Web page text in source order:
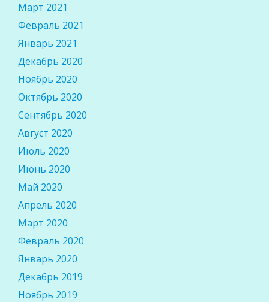
Март 2021
Февраль 2021
Январь 2021
Декабрь 2020
Ноябрь 2020
Октябрь 2020
Сентябрь 2020
Август 2020
Июль 2020
Июнь 2020
Май 2020
Апрель 2020
Март 2020
Февраль 2020
Январь 2020
Декабрь 2019
Ноябрь 2019